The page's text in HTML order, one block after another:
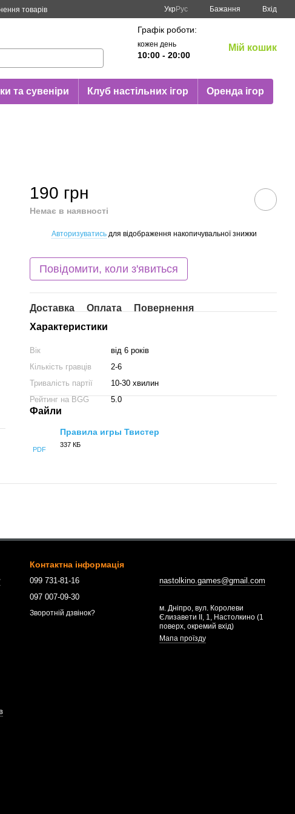
товарів
УкрРус Бажання Вхід
Графік роботи:
кожен день
10:00 - 20:00
Мій кошик
та сувеніри Клуб настільних ігор Оренда ігор
190 грн
Немає в наявності
Авторизуватись для відображення накопичувальної знижки
Повідомити, коли з'явиться
Доставка Оплата
Повернення
Характеристики
Вік
від 6 років
Кількість гравців
2-6
Тривалість партії
10-30 хвилин
Рейтинг на BGG
5.0
Файли
PDF
Правила игры Твистер
337 КБ
Контактна інформація
099 731-81-16
097 007-09-30
Зворотній дзвінок?
nastolkino.games@gmail.com
м. Дніпро, вул. Королеви
Єлизавети ІІ, 1, Настолкино (1
поверх, окремий вхід)
Мапа проїзду